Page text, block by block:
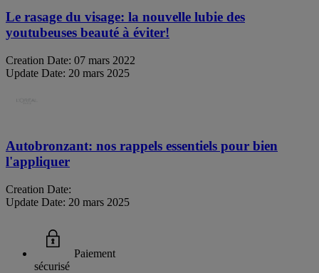
Le rasage du visage: la nouvelle lubie des
youtubeuses beauté à éviter!
Creation Date: 07 mars 2022
Update Date: 20 mars 2025
Autobronzant: nos rappels essentiels pour bien
l'appliquer
Creation Date:
Update Date: 20 mars 2025
Paiement
sécurisé